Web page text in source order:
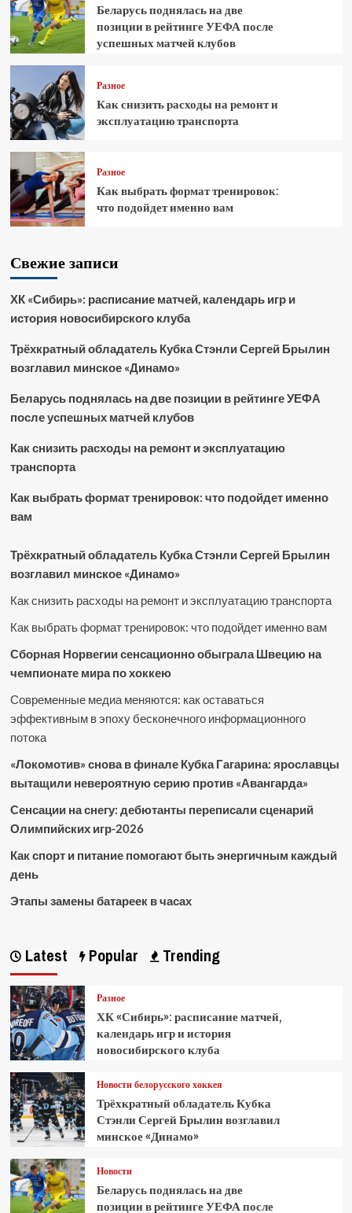
Беларусь поднялась на две
позиции в рейтинге УЕФА после
успешных матчей клубов
Разное
Как снизить расходы на ремонт и
эксплуатацию транспорта
Разное
Как выбрать формат тренировок:
что подойдет именно вам
Свежие записи
ХК «Сибирь»: расписание матчей, календарь игр и
история новосибирского клуба
Трёхкратный обладатель Кубка Стэнли Сергей Брылин
возглавил минское «Динамо»
Беларусь поднялась на две позиции в рейтинге УЕФА
после успешных матчей клубов
Как снизить расходы на ремонт и эксплуатацию
транспорта
Как выбрать формат тренировок: что подойдет именно
вам
Трёхкратный обладатель Кубка Стэнли Сергей Брылин
возглавил минское «Динамо»
Как снизить расходы на ремонт и эксплуатацию транспорта
Как выбрать формат тренировок: что подойдет именно вам
Сборная Норвегии сенсационно обыграла Швецию на
чемпионате мира по хоккею
Современные медиа меняются: как оставаться
эффективным в эпоху бесконечного информационного
потока
«Локомотив» снова в финале Кубка Гагарина: ярославцы
вытащили невероятную серию против «Авангарда»
Сенсации на снегу: дебютанты переписали сценарий
Олимпийских игр-2026
Как спорт и питание помогают быть энергичным каждый
день
Этапы замены батареек в часах
Latest Popular Trending
Разное
ХК «Сибирь»: расписание матчей,
календарь игр и история
новосибирского клуба
Новости белорусского хоккея
Трёхкратный обладатель Кубка
Стэнли Сергей Брылин возглавил
минское «Динамо»
Новости
Беларусь поднялась на две
позиции в рейтинге УЕФА после